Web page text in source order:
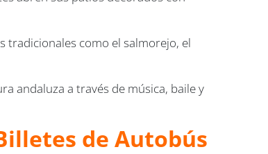
tradicionales como el salmorejo, el
andaluza a través de música, baile y
de Autobús